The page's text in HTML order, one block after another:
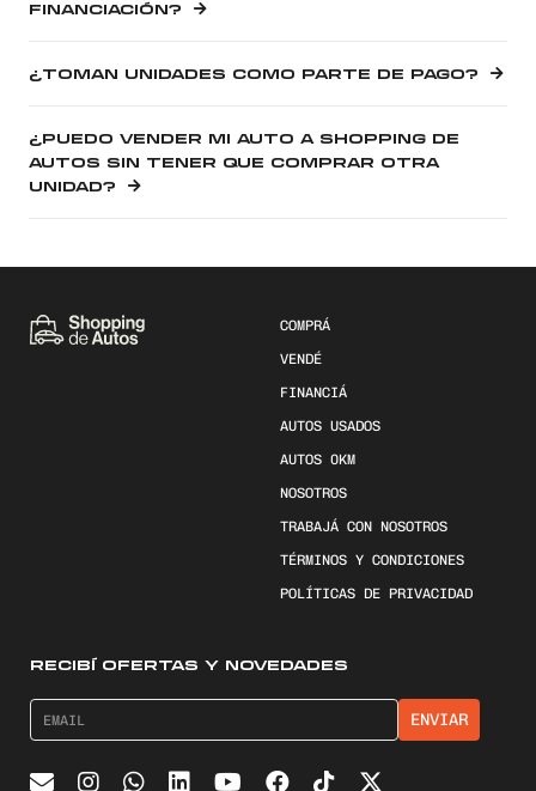
FINANCIACIÓN?
¿TOMAN UNIDADES COMO PARTE DE PAGO?
¿PUEDO VENDER MI AUTO A SHOPPING DE
AUTOS SIN TENER QUE COMPRAR OTRA
UNIDAD?
COMPRÁ
VENDÉ
FINANCIÁ
AUTOS USADOS
AUTOS 0KM
NOSOTROS
TRABAJÁ CON NOSOTROS
TÉRMINOS Y CONDICIONES
POLÍTICAS DE PRIVACIDAD
RECIBÍ OFERTAS Y NOVEDADES